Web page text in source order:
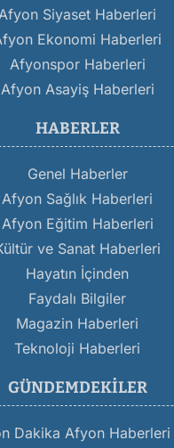
Siyaset Haberleri
Ekonomi Haberleri
Afyonspor Haberleri
Afyon Asayiş Haberleri
HABERLER
Genel Haberler
Afyon Sağlık Haberleri
Afyon Eğitim Haberleri
ve Sanat Haberleri
Hayatın İçinden
Faydalı Bilgiler
Magazin Haberleri
Teknoloji Haberleri
GÜNDEMDEKILER
Dakika Afyon Haberleri